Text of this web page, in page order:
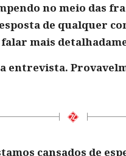
no meio das
de qualquer
falar mais
cansados ​​de